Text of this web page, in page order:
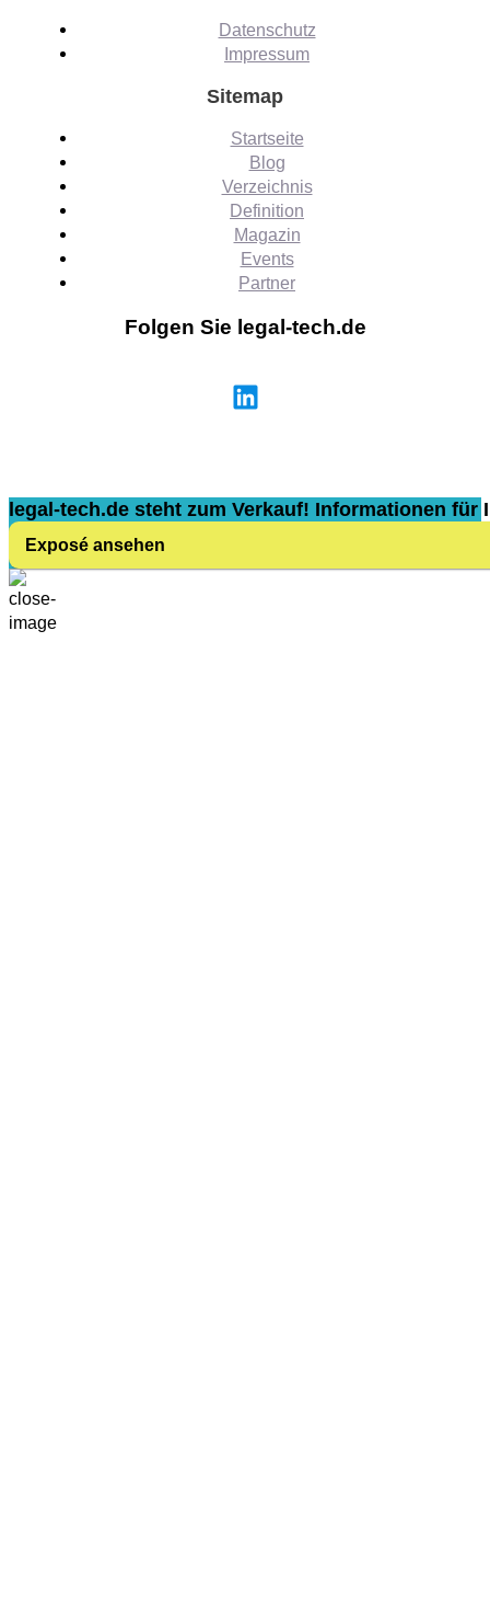
Datenschutz
Impressum
Sitemap
Startseite
Blog
Verzeichnis
Definition
Magazin
Events
Partner
Folgen Sie legal-tech.de
legal-tech.de steht zum Verkauf! Informationen für
Exposé ansehen